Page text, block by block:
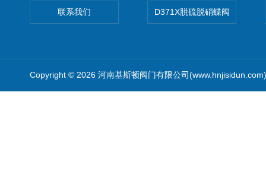
联系我们 D371X脱硫脱硝蝶阀
Copyright © 2026 河南基斯顿阀门有限公司